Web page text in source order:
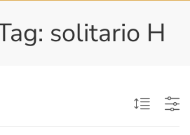
solitario H